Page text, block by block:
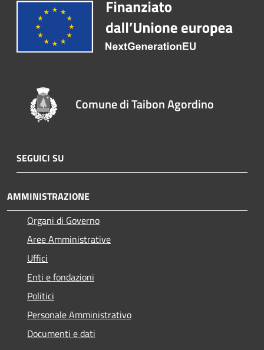
Comune di Taibon Agordino
SEGUICI SU
AMMINISTRAZIONE
Organi di Governo
Aree Amministrative
Uffici
Enti e fondazioni
Politici
Personale Amministrativo
Documenti e dati